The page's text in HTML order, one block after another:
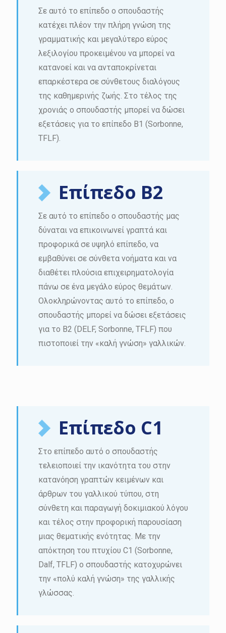
Σε αυτό το επίπεδο ο σπουδαστής
κατέχει πλέον την πλήρη γνώση της
γραμματικής και μεγαλύτερο εύρος
λεξιλογίου προκειμένου να μπορεί να
κατανοεί και να ανταποκρίνεται
επαρκέστερα σε σύνθετους διαλόγους
της καθημερινής ζωής. Στο τέλος της
χρονιάς ο σπουδαστής μπορεί να δώσει
εξετάσεις για το επίπεδο Β1 (Sorbonne,
TFLF).
Επίπεδο B2
Σε αυτό το επίπεδο ο σπουδαστής μας
δύναται να επικοινωνεί γραπτά και
προφορικά σε υψηλό επίπεδο, να
εμβαθύνει σε σύνθετα νοήματα και να
διαθέτει πλούσια επιχειρηματολογία
πάνω σε ένα μεγάλο εύρος θεμάτων.
Ολοκληρώνοντας αυτό το επίπεδο, ο
σπουδαστής μπορεί να δώσει εξετάσεις
για το Β2 (DELF, Sorbonne, TFLF) που
πιστοποιεί την «καλή γνώση» γαλλικών.
Επίπεδο C1
Στο επίπεδο αυτό ο σπουδαστής
τελειοποιεί την ικανότητα του στην
κατανόηση γραπτών κειμένων και
άρθρων του γαλλικού τύπου, στη
σύνθετη και παραγωγή δοκιμιακού λόγου
και τέλος στην προφορική παρουσίαση
μιας θεματικής ενότητας. Με την
απόκτηση του πτυχίου C1 (Sorbonne,
Dalf, TFLF) ο σπουδαστής κατοχυρώνει
την «πολύ καλή γνώση» της γαλλικής
γλώσσας.